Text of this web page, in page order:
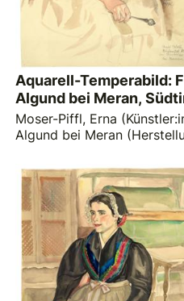
Aquarell-Temperabild:
Algund bei Meran,
Moser-Piffl, Erna
Algund bei Meran